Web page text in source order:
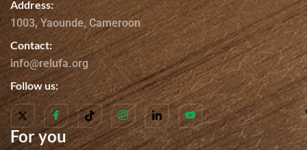
Address:
1003, Yaounde, Cameroon
Contact:
info@relufa.org
Follow us:
For you